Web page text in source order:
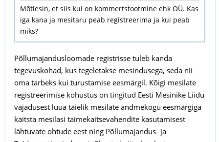
Mõtlesin, et siis kui on kommertstootmine ehk OÜ. Kas
iga kana ja mesitaru peab registreerima ja kui peab
miks?
Põllumajandusloomade registrisse tuleb kanda
tegevuskohad, kus tegeletakse mesindusega, seda nii
oma tarbeks kui turustamise eesmärgil. Kõigi mesilate
registreerimise kohustus on tingitud Eesti Mesinike Liidu
vajadusest luua täielik mesilate andmekogu eesmärgiga
kaitsta mesilasi taimekaitsevahendite kasutamisest
lähtuvate ohtude eest ning Põllumajandus- ja